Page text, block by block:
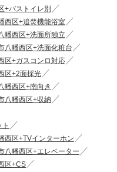
+バストイレ別
西区+追焚機能浴室
幡西区+洗面所独立
八幡西区+洗面化粧台
区+ガスコンロ対応
区+2面採光
幡西区+南向き
八幡西区+収納
西区+TVインターホン
八幡西区+エレベーター
区+CS